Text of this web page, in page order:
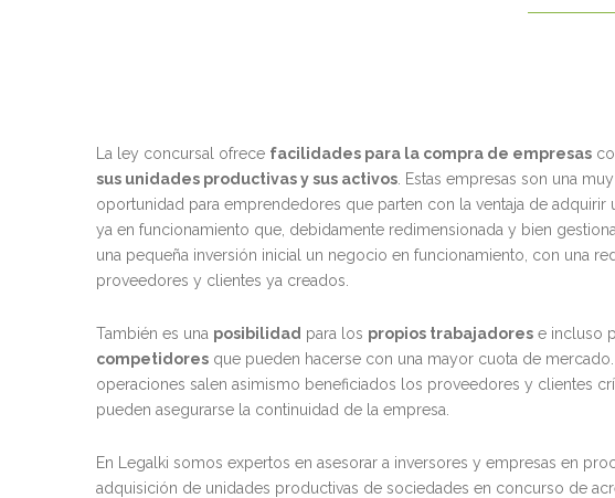
La ley concursal ofrece facilidades para la compra de empresas
sus unidades productivas y sus activos . Estas empresas son una
oportunidad para emprendedores que parten con la ventaja de adquirir
ya en funcionamiento que, debidamente redimensionada y bien
una pequeña inversión inicial un negocio en funcionamiento, con una
proveedores y clientes ya creados.
También es una posibilidad para los propios trabajadores e incluso
competidores que pueden hacerse con una mayor cuota de mercado.
operaciones salen asimismo beneficiados los proveedores y clientes
pueden asegurarse la continuidad de la empresa.
En Legalki somos expertos en asesorar a inversores y empresas en
adquisición de unidades productivas de sociedades en concurso de